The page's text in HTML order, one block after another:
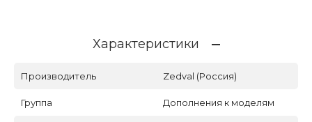
Характеристики
Производитель Zedval (Россия)
Группа Дополнения к моделям